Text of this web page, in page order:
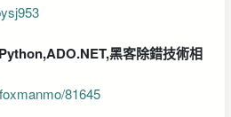
黑客除錯技術相
81645